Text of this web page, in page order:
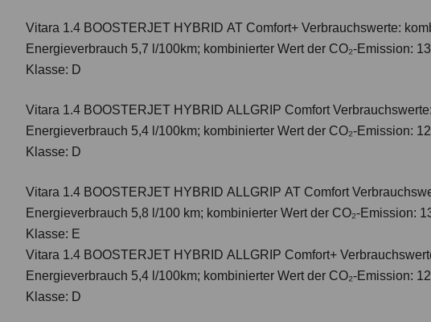
Vitara 1.4 BOOSTERJET HYBRID AT Comfort+ Verbrauchswerte:
Energieverbrauch 5,7 l/100km; kombinierter Wert der CO₂-Emission:
Klasse: D
Vitara 1.4 BOOSTERJET HYBRID ALLGRIP Comfort
Energieverbrauch 5,4 l/100km; kombinierter Wert der CO₂-Emission:
Klasse: D
Vitara 1.4 BOOSTERJET HYBRID ALLGRIP AT Comfort
Energieverbrauch 5,8 l/100 km; kombinierter Wert der CO₂-Emission:
Klasse: E
Vitara 1.4 BOOSTERJET HYBRID ALLGRIP Comfort+
Energieverbrauch 5,4 l/100km; kombinierter Wert der CO₂-Emission:
Klasse: D